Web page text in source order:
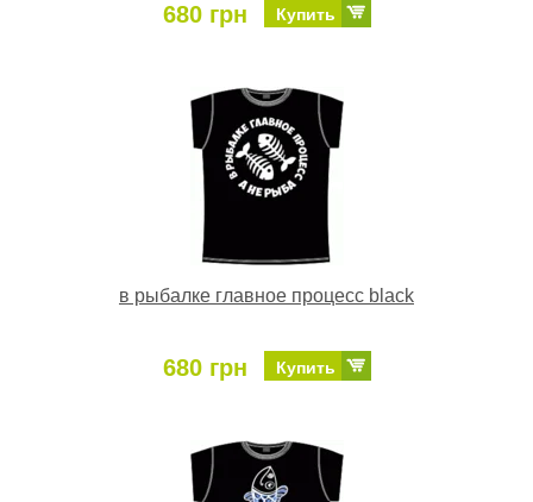
680 грн Купить
в рыбалке главное процесс black
680 грн Купить